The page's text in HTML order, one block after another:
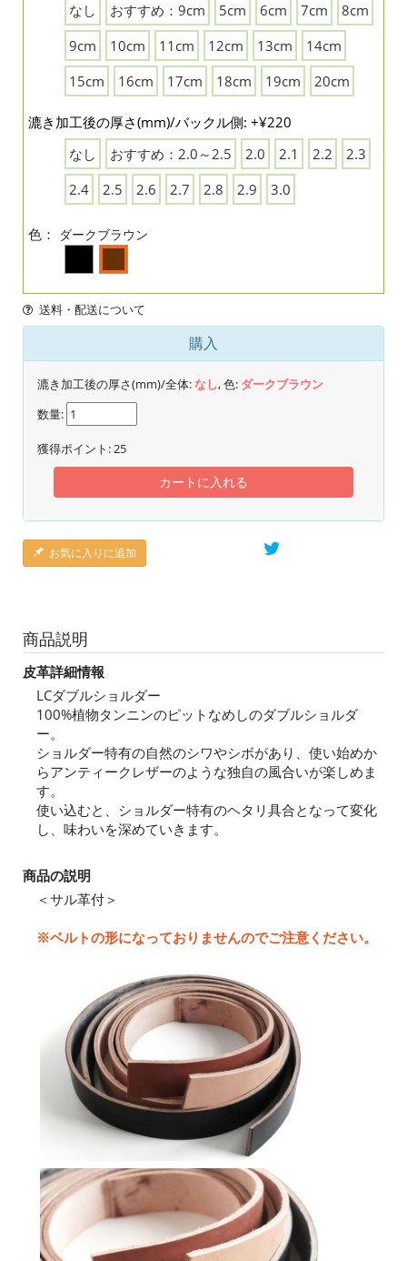
なし
おすすめ：9cm 5cm 6cm 7cm
8cm
9cm
10cm 11cm 12cm 13cm
14cm
15cm
16cm 17cm 18cm 19cm 20cm
漉き加工後の厚さ(mm)/バックル側: +¥220
なし
おすすめ：2.0～2.5 2.0 2.1 2.2
2.3
2.4
2.5 2.6 2.7 2.8 2.9 3.0
色： ダークブラウン
送料・配送について
購入
漉き加工後の厚さ(mm)/全体:なし, 色: ダークブラウン
数量:
獲得ポイント:25
カートに入れる
お気に入りに追加
商品説明
皮革詳細情報
LCダブルショルダー
100%植物タンニンのピットなめしのダブルショルダ
ー。
ショルダー特有の自然のシワやシボがあり、使い始めか
らアンティークレザーのような独自の風合いが楽しめま
す。
使い込むと、ショルダー特有のヘタリ具合となって変化
し、味わいを深めていきます。
商品の説明
＜サル革付＞
※ベルトの形になっておりませんのでご注意ください。